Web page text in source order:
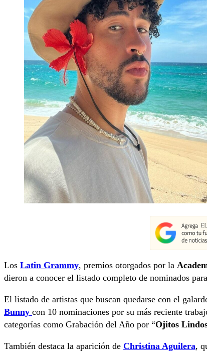
Los Latin Grammy, premios otorgados por la
dieron a conocer el listado completo de nominados
El listado de artistas que buscan quedarse con el
Bunny con 10 nominaciones por su más reciente
categorías como Grabación del Año por “Ojitos
También destaca la aparición de Christina Aguilera,